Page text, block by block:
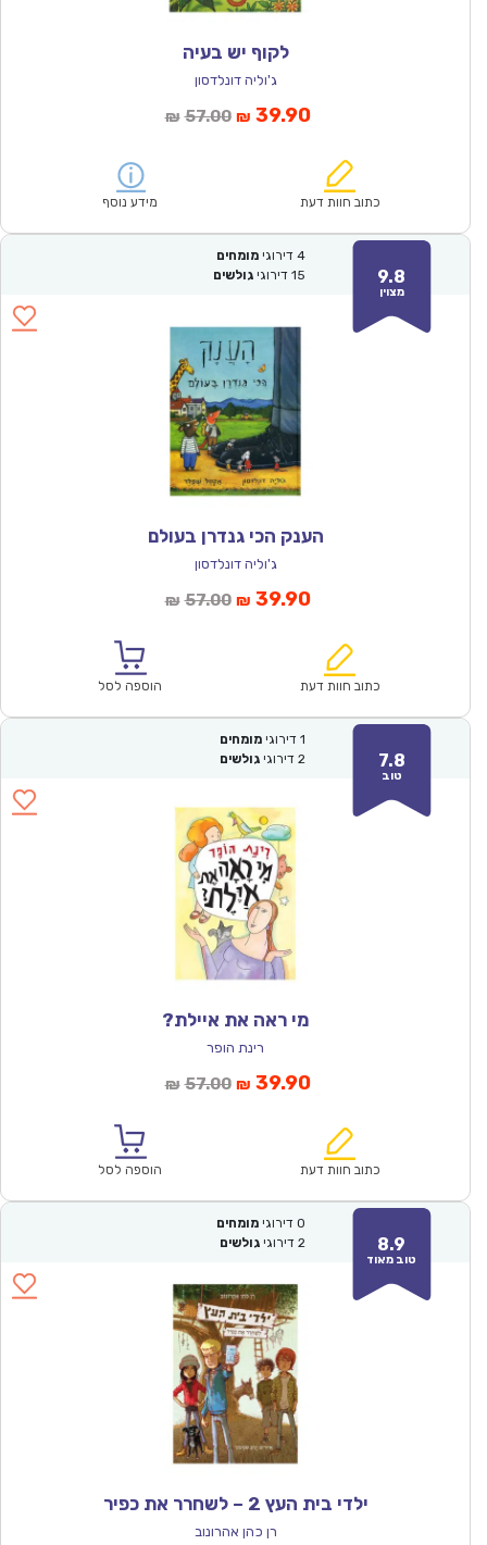
לקוף יש בעיה
ג'וליה דונלדסון
₪ 57.00המחיר
₪57.00.
₪ 39.90המחיר
הוא:
כתוב חוות דעת מידע נוסף
9.8
מצוין
4 דירוגי מומחים
15 דירוגי גולשים
הענק הכי גנדרן בעולם
ג'וליה דונלדסון
₪ 57.00המחיר
₪57.00.
₪ 39.90המחיר
הוא:
כתוב חוות דעת הוספה לסל
7.8
טוב
1 דירוגי מומחים
2 דירוגי גולשים
מי ראה את איילת?
רינת הופר
₪ 57.00המחיר
₪57.00.
₪ 39.90המחיר
הוא:
כתוב חוות דעת הוספה לסל
8.9
טוב מאוד
0 דירוגי מומחים
2 דירוגי גולשים
ילדי בית העץ 2 – לשחרר את כפיר
רן כהן אהרונוב